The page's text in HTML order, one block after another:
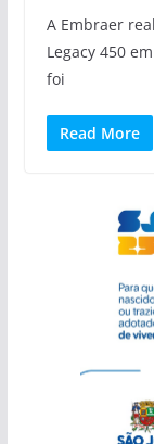
A Embraer
Legacy 450
foi
Read More